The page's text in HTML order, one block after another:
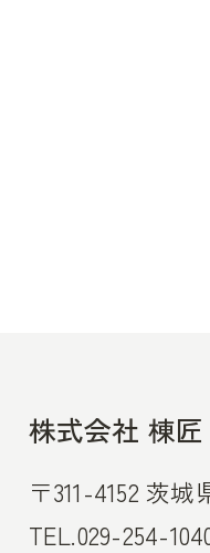
株式会社 棟匠
〒311-4152 茨
TEL.029-254-